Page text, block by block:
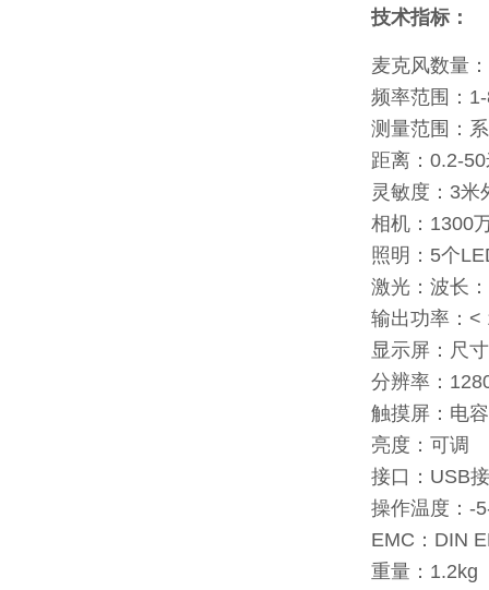
技术指标：
麦克风数量
频率范围：
测量范围：
距离：0.2-
灵敏度：3米
相机：1300
照明：5个
激光：波长
输出功率：<
显示屏：尺
分辨率：
触摸屏：电
亮度：可调
接口：USB
操作温度：-
EMC：DIN
重量：1.2kg